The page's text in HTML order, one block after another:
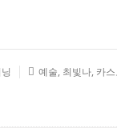
예술, 최빛나, 카